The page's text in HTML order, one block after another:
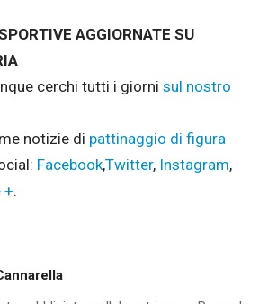
AGGIORNATE SU
cerchi tutti i giorni sul nostro
notizie di pattinaggio di figura
Facebook,Twitter, Instagram,
+.